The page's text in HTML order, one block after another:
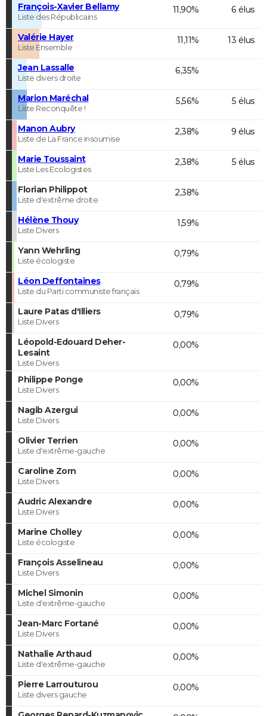
François-Xavier Bellamy
Liste des Républicains
11,90% 6 élus
Valérie Hayer
Liste Ensemble
11,11% 13 élus
Jean Lassalle
Liste divers droite
6,35%
Marion Maréchal
Liste Reconquête !
5,56% 5 élus
Manon Aubry
Liste de La France insoumise
2,38% 9 élus
Marie Toussaint
Liste Les Ecologistes
2,38% 5 élus
Florian Philippot
Liste d'extrême droite
2,38%
Hélène Thouy
Liste Divers
1,59%
Yann Wehrling
Liste écologiste
0,79%
Léon Deffontaines
Liste du Parti communiste français
0,79%
Laure Patas d'Illiers
Liste Divers
0,79%
Léopold-Edouard Deher-
Lesaint
Liste Divers
0,00%
Philippe Ponge
Liste Divers
0,00%
Nagib Azergui
Liste Divers
0,00%
Olivier Terrien
Liste d'extrême-gauche
0,00%
Caroline Zorn
Liste Divers
0,00%
Audric Alexandre
Liste Divers
0,00%
Marine Cholley
Liste écologiste
0,00%
François Asselineau
Liste Divers
0,00%
Michel Simonin
Liste d'extrême-gauche
0,00%
Jean-Marc Fortané
Liste Divers
0,00%
Nathalie Arthaud
Liste d'extrême-gauche
0,00%
Pierre Larrouturou
Liste divers gauche
0,00%